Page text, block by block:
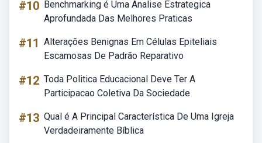
#10 Benchmarking é Uma Analise Estrategica
Aprofundada Das Melhores Praticas
#11 Alterações Benignas Em Células Epiteliais
Escamosas De Padrão Reparativo
#12 Toda Politica Educacional Deve Ter A
Participacao Coletiva Da Sociedade
#13 Qual é A Principal Característica De Uma Igreja
Verdadeiramente Bíblica